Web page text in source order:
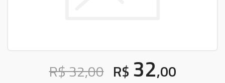
R$ 32,00 R$ 32,00